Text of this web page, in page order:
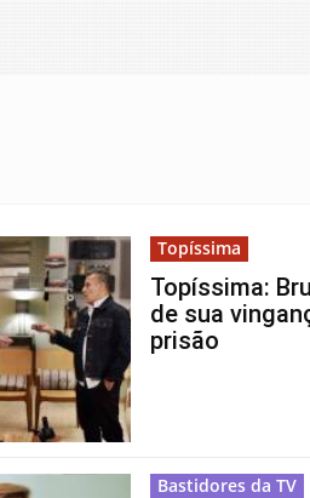
Topíssima
Topíssima:
de sua
prisão
Bastidores da TV